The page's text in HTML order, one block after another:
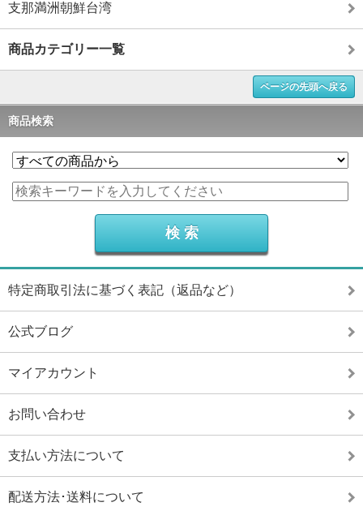
支那満洲朝鮮台湾
商品カテゴリー一覧
ページの先頭へ戻る
商品検索
特定商取引法に基づく表記（返品など）
公式ブログ
マイアカウント
お問い合わせ
支払い方法について
配送方法･送料について